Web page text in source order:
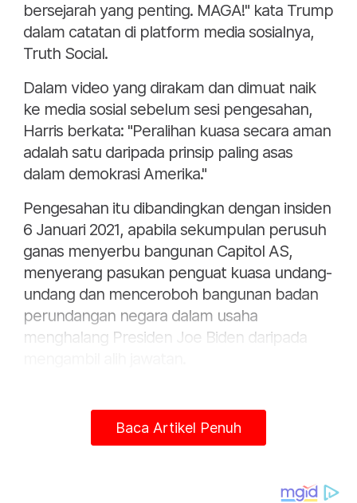
bersejarah yang penting. MAGA!" kata Trump
dalam catatan di platform media sosialnya,
Truth Social.
Dalam video yang dirakam dan dimuat naik
ke media sosial sebelum sesi pengesahan,
Harris berkata: "Peralihan kuasa secara aman
adalah satu daripada prinsip paling asas
dalam demokrasi Amerika."
Pengesahan itu dibandingkan dengan insiden
6 Januari 2021, apabila sekumpulan perusuh
ganas menyerbu bangunan Capitol AS,
menyerang pasukan penguat kuasa undang-
undang dan menceroboh bangunan badan
perundangan negara dalam usaha
menghalang Presiden Joe Biden daripada
bantahan dan turut dihadiri Naib Presiden
terpilih J.D. Vance. Trump memperoleh 312
Baca Artikel Penuh